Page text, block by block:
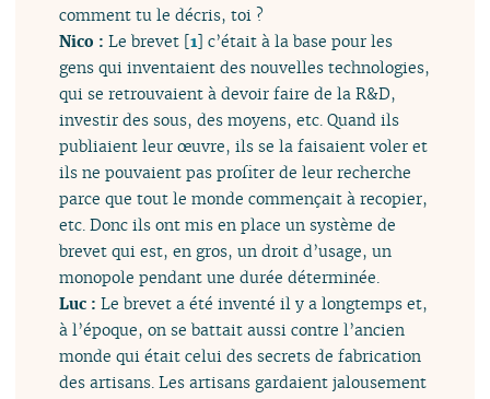
comment tu le décris, toi ?
Nico :Le brevet [1] c’était à la base pour les
gens qui inventaient des nouvelles technologies,
qui se retrouvaient à devoir faire de la R&D,
investir des sous, des moyens, etc. Quand ils
publiaient leur œuvre, ils se la faisaient voler et
ils ne pouvaient pas profiter de leur recherche
parce que tout le monde commençait à recopier,
etc. Donc ils ont mis en place un système de
brevet qui est, en gros, un droit d’usage, un
monopole pendant une durée déterminée.
Luc :Le brevet a été inventé il y a longtemps et,
à l’époque, on se battait aussi contre l’ancien
monde qui était celui des secrets de fabrication
des artisans. Les artisans gardaient jalousement